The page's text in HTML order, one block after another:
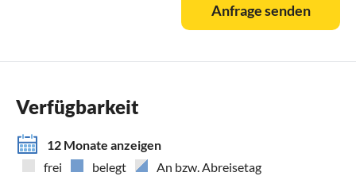
Anfrage senden
Verfügbarkeit
12 Monate anzeigen
frei
belegt An bzw. Abreisetag